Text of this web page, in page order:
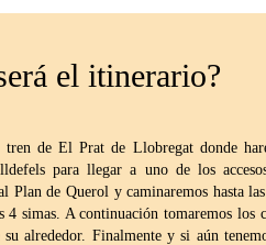
el itinerario?
de El Prat de Llobregat donde
para llegar a uno de los
Plan de Querol y caminaremos hasta
simas. A continuación tomaremos los
alrededor. Finalmente y si aún